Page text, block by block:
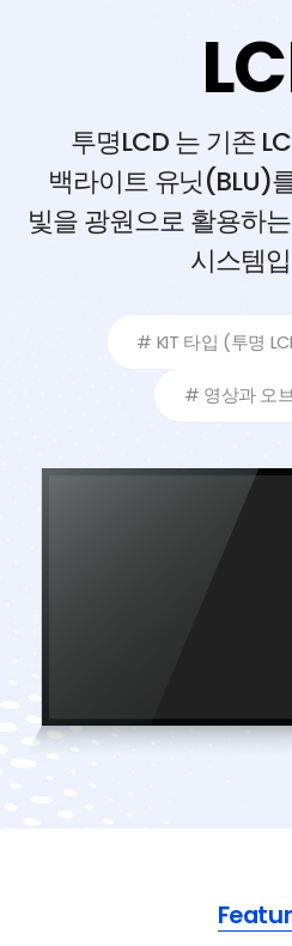
투명LCD 는 기존
백라이트 유닛(BLU)
빛을 광원으로 활용하
시스템
# KIT 타입 (투명
# 영상과 오